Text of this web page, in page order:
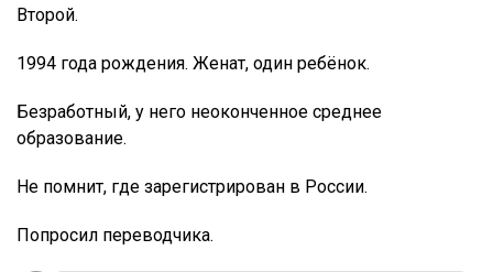
Второй.
1994 года рождения. Женат, один ребёнок.
Безработный, у него неоконченное среднее
образование.
Не помнит, где зарегистрирован в России.
Попросил переводчика.